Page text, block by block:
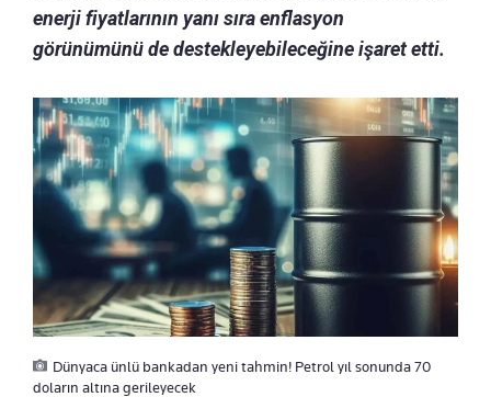
enerji fiyatlarının yanı sıra enflasyon
görünümünü de destekleyebileceğine işaret etti.
Dünyaca ünlü bankadan yeni tahmin! Petrol yıl sonunda 70
doların altına gerileyecek